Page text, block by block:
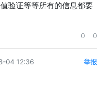
验证等等所有的信息都要
0 0
04 12:36 举报